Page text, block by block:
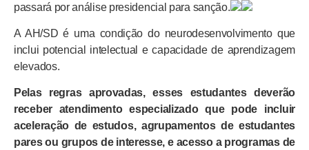
passará por análise presidencial para sanção.
A AH/SD é uma condição do neurodesenvolvimento que
inclui potencial intelectual e capacidade de aprendizagem
elevados.
Pelas regras aprovadas, esses estudantes deverão
receber atendimento especializado que pode incluir
aceleração de estudos, agrupamentos de estudantes
pares ou grupos de interesse, e acesso a programas de